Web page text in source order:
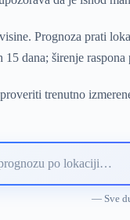
Prognoza prati
dana; širenje
trenutno
— Sve